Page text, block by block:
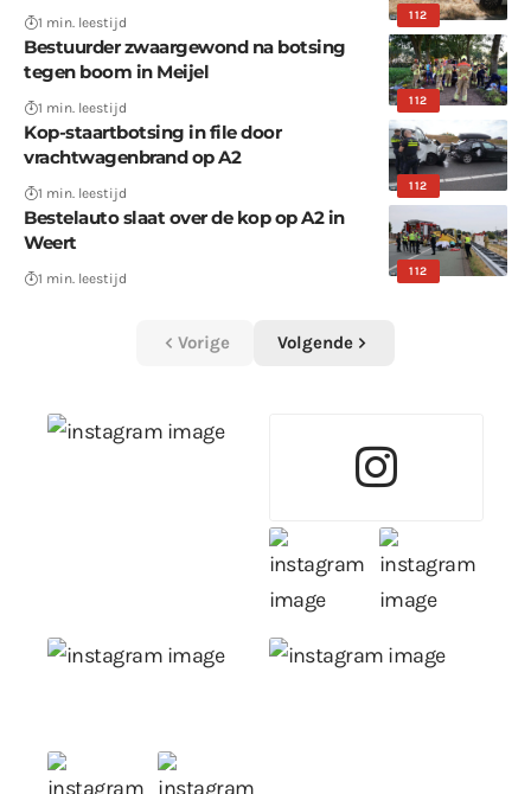
112
1 min. leestijd
112
Bestuurder zwaargewond na botsing
tegen boom in Meijel
1 min. leestijd
112
Kop-staartbotsing in file door
vrachtwagenbrand op A2
1 min. leestijd
112
Bestelauto slaat over de kop op A2 in
Weert
1 min. leestijd
Vorige Volgende